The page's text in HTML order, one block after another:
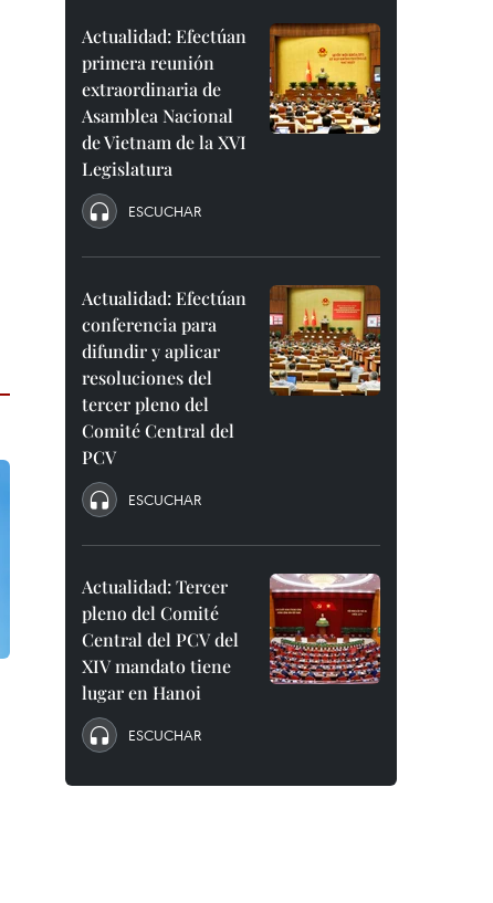
Actualidad: Efectúan
primera reunión
extraordinaria de
Asamblea Nacional
de Vietnam de la XVI
Legislatura
ESCUCHAR
Actualidad: Efectúan
conferencia para
difundir y aplicar
resoluciones del
tercer pleno del
Comité Central del
PCV
ESCUCHAR
Actualidad: Tercer
pleno del Comité
Central del PCV del
XIV mandato tiene
lugar en Hanoi
ESCUCHAR